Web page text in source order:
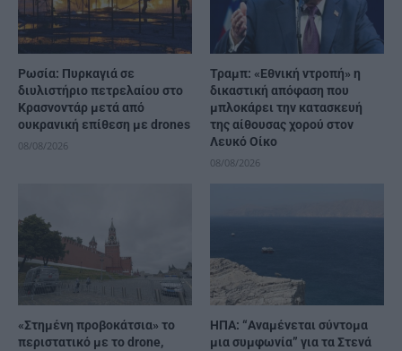
Ρωσία: Πυρκαγιά σε
διυλιστήριο πετρελαίου στο
Κρασνοντάρ μετά από
ουκρανική επίθεση με drones
08/08/2026
Τραμπ: «Εθνική ντροπή» η
δικαστική απόφαση που
μπλοκάρει την κατασκευή
της αίθουσας χορού στον
Λευκό Οίκο
08/08/2026
«Στημένη προβοκάτσια» το
περιστατικό με το drone,
ΗΠΑ: “Αναμένεται σύντομα
μια συμφωνία” για τα Στενά